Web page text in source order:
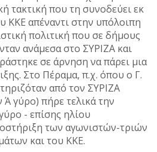
τακτική που τη συνοδεύει εκ
ΚΚΕ απέναντι στην υπόλοιπη
πολιτική που σε δήμους
ανάμεσα στο ΣΥΡΙΖΑ και
σε άρνηση να πάρει μια
Στο Πέραμα, π.χ. όπου ο Γ.
από τον ΣΥΡΙΖΑ
γύρο) πήρε τελικά την
- επίσης ηλίου
των αγωνιστών-τριών
και του ΚΚΕ.